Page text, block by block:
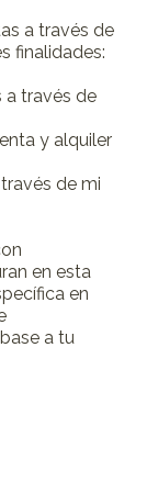
a través de
finalidades:
a través de
y alquiler
de mi
en esta
en
a tu